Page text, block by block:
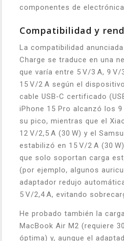
componentes de
Compatibilidad y
La compatibilidad
Charge se traduce en una
que varía entre 5 V/3 A, 9 V/
15 V/2 A según el
cable USB‑C certificado
iPhone 15 Pro alcanzó los 9
su pico, mientras que el
12 V/2,5 A (30 W) y el
estabilizó en 15 V/2 A (30
que solo soportan carga
(por ejemplo, algunos
adaptador redujo
5 V/2,4 A, evitando
He probado también la
MacBook Air M2 (requiere
óptima) y, aunque el